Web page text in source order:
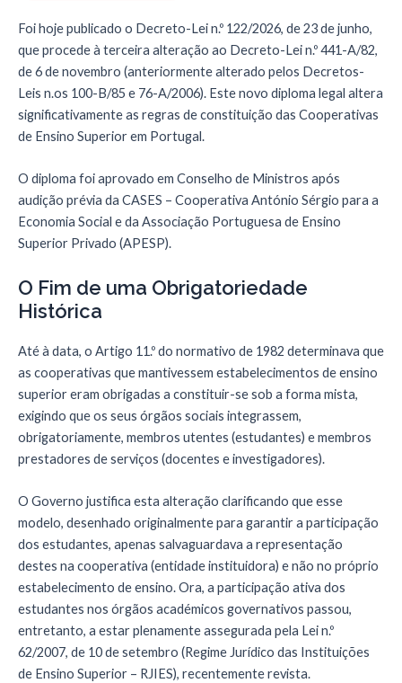
Foi hoje publicado o Decreto-Lei n.º 122/2026, de 23 de junho,
que procede à terceira alteração ao Decreto-Lei n.º 441-A/82,
de 6 de novembro (anteriormente alterado pelos Decretos-
Leis n.os 100-B/85 e 76-A/2006). Este novo diploma legal altera
significativamente as regras de constituição das Cooperativas
de Ensino Superior em Portugal.
O diploma foi aprovado em Conselho de Ministros após
audição prévia da CASES – Cooperativa António Sérgio para a
Economia Social e da Associação Portuguesa de Ensino
Superior Privado (APESP).
O Fim de uma Obrigatoriedade
Histórica
Até à data, o Artigo 11.º do normativo de 1982 determinava que
as cooperativas que mantivessem estabelecimentos de ensino
superior eram obrigadas a constituir-se sob a forma mista,
exigindo que os seus órgãos sociais integrassem,
obrigatoriamente, membros utentes (estudantes) e membros
prestadores de serviços (docentes e investigadores).
O Governo justifica esta alteração clarificando que esse
modelo, desenhado originalmente para garantir a participação
dos estudantes, apenas salvaguardava a representação
destes na cooperativa (entidade instituidora) e não no próprio
estabelecimento de ensino. Ora, a participação ativa dos
estudantes nos órgãos académicos governativos passou,
entretanto, a estar plenamente assegurada pela Lei n.º
62/2007, de 10 de setembro (Regime Jurídico das Instituições
de Ensino Superior – RJIES), recentemente revista.